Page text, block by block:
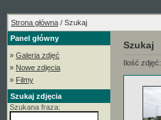
Strona główna / Szukaj
Panel główny
» Galeria zdjęć
» Nowe zdjęcia
» Filmy
Szukaj zdjęcia
Szukana fraza:
Szukaj
Ilość zdjęć: